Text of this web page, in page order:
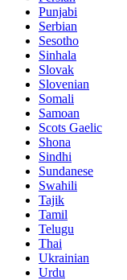
Punjabi
Serbian
Sesotho
Sinhala
Slovak
Slovenian
Somali
Samoan
Scots Gaelic
Shona
Sindhi
Sundanese
Swahili
Tajik
Tamil
Telugu
Thai
Ukrainian
Urdu